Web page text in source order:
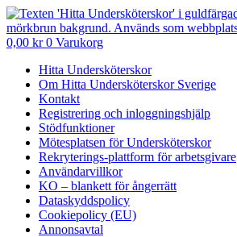
0,00 kr 0 Varukorg
Hitta Undersköterskor
Om Hitta Undersköterskor Sverige
Kontakt
Registrering och inloggningshjälp
Stödfunktioner
Mötesplatsen för Undersköterskor
Rekryterings-plattform för arbetsgivare
Användarvillkor
KO – blankett för ångerrätt
Dataskyddspolicy
Cookiepolicy (EU)
Annonsavtal